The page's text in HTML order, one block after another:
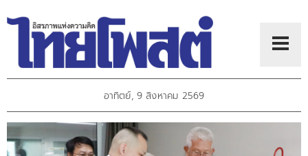
อาทิตย์, 9 สิงหาคม 2569